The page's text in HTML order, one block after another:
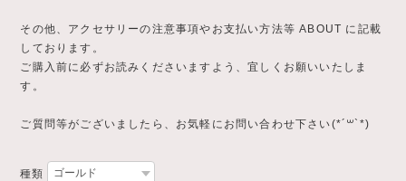
その他、アクセサリーの注意事項やお支払い方法等 ABOUT に記載
しております。
ご購入前に必ずお読みくださいますよう、宜しくお願いいたしま
す。
ご質問等がございましたら、お気軽にお問い合わせ下さい(*´꒳`*)
種類